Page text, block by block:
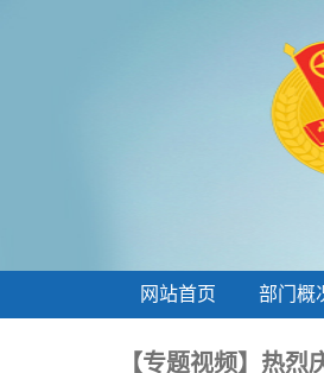
网站首页 部门概
【专题视频】热